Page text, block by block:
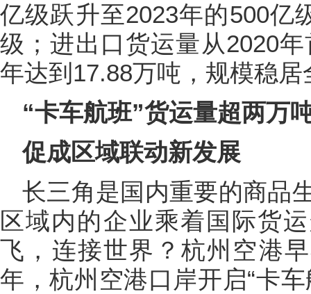
亿级跃升至2023年的500亿
级；进出口货运量从2020
年达到17.88万吨，规模稳居
“卡车航班”货运量超两万
促成区域联动新发展
长三角是国内重要的商品
区域内的企业乘着国际货
飞，连接世界？杭州空港
年，杭州空港口岸开启“卡